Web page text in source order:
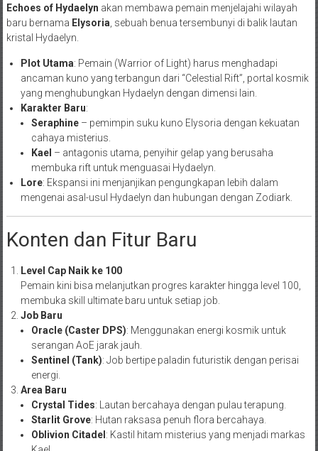
Echoes of Hydaelyn akan membawa pemain menjelajahi wilayah
baru bernama Elysoria , sebuah benua tersembunyi di balik lautan
kristal Hydaelyn.
Plot Utama: Pemain (Warrior of Light) harus menghadapi
ancaman kuno yang terbangun dari “Celestial Rift”, portal kosmik
yang menghubungkan Hydaelyn dengan dimensi lain.
Karakter Baru:
Seraphine– pemimpin suku kuno Elysoria dengan kekuatan
cahaya misterius.
Kael – antagonis utama, penyihir gelap yang berusaha
membuka rift untuk menguasai Hydaelyn.
Lore: Ekspansi ini menjanjikan pengungkapan lebih dalam
mengenai asal-usul Hydaelyn dan hubungan dengan Zodiark.
Konten dan Fitur Baru
Level Cap Naik ke 100
Pemain kini bisa melanjutkan progres karakter hingga level 100,
membuka skill ultimate baru untuk setiap job.
Job Baru
Oracle (Caster DPS): Menggunakan energi kosmik untuk
serangan AoE jarak jauh.
Sentinel (Tank): Job bertipe paladin futuristik dengan perisai
energi.
Area Baru
Crystal Tides: Lautan bercahaya dengan pulau terapung.
Starlit Grove: Hutan raksasa penuh flora bercahaya.
Oblivion Citadel : Kastil hitam misterius yang menjadi markas